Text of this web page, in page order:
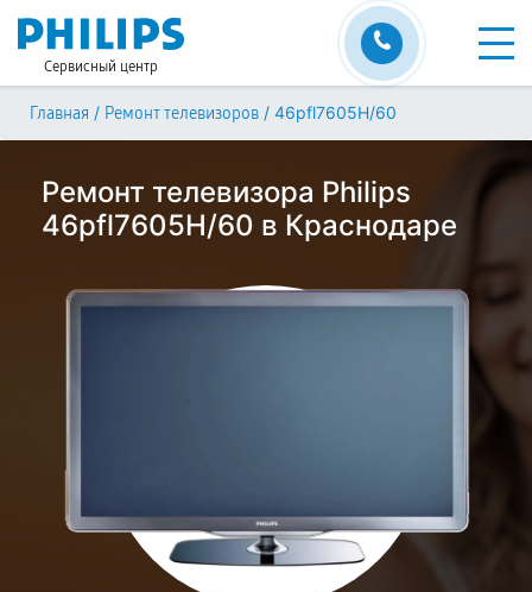
Сервисный центр
Главная / Ремонт телевизоров / 46pfl7605H/60
Ремонт телевизора Philips
46pfl7605H/60 в Краснодаре